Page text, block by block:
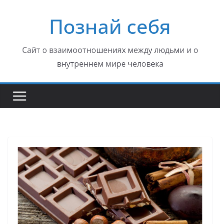
содержимомуПознай себя
Сайт о взаимоотношениях между людьми и о
внутреннем мире человека